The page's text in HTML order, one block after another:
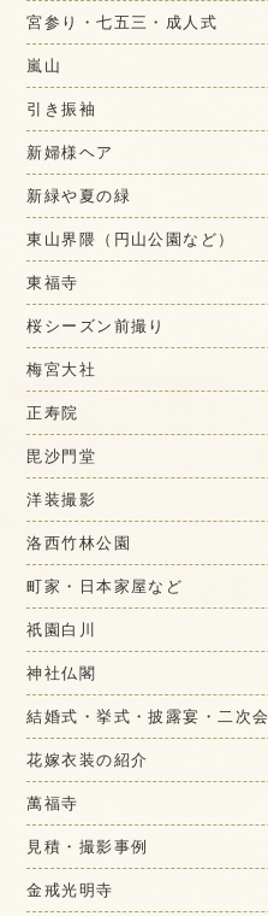
宮参り・七五三・成人式
嵐山
引き振袖
新婦様ヘア
新緑や夏の緑
東山界隈（円山公園など）
東福寺
桜シーズン前撮り
梅宮大社
正寿院
毘沙門堂
洋装撮影
洛西竹林公園
町家・日本家屋など
祇園白川
神社仏閣
結婚式・挙式・披露宴・二次会
花嫁衣装の紹介
萬福寺
見積・撮影事例
金戒光明寺